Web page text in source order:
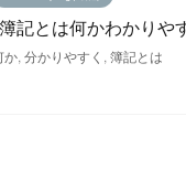
記とは何かわかりや
か, 分かりやすく , 簿記とは